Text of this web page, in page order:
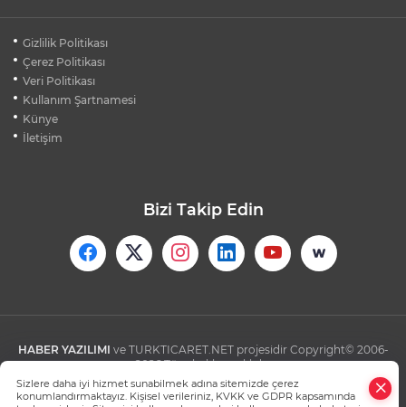
OSMANGAZİ BELEDİYESİ PAZARLARDAN
Gizlilik Politikası
Çerez Politikası
Veri Politikası
Kullanım Şartnamesi
Künye
İletişim
Bizi Takip Edin
HABER YAZILIMI ve TURKTICARET.NET projesidir Copyright© 2006-
2026 Tüm hakları saklıdır.
Sizlere daha iyi hizmet sunabilmek adına sitemizde çerez
konumlandırmaktayız. Kişisel verileriniz, KVKK ve GDPR kapsamında